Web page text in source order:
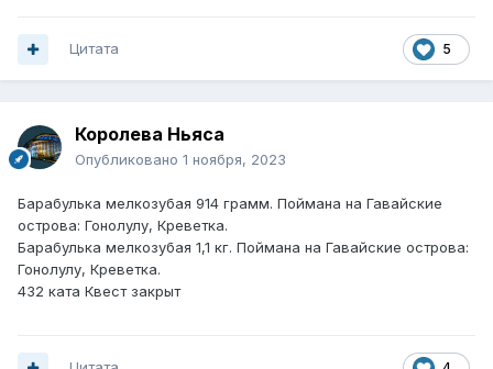
5
Цитата
Королева Ньяса
Опубликовано 1 ноября, 2023
Барабулька мелкозубая 914 грамм. Поймана на Гавайские
острова: Гонолулу, Креветка.
Барабулька мелкозубая 1,1 кг. Поймана на Гавайские острова:
Гонолулу, Креветка.
432 ката Квест закрыт